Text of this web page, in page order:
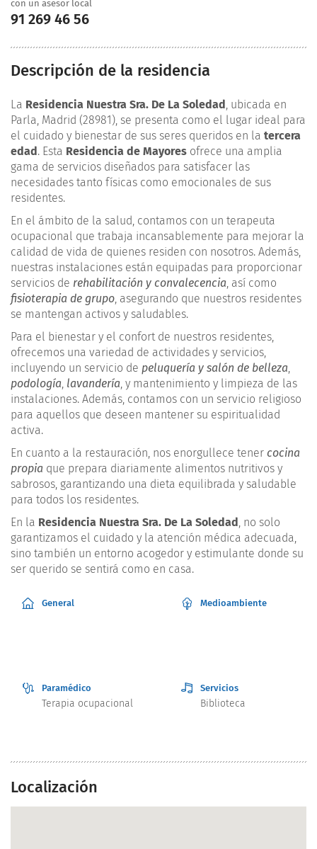
con un asesor local
91 269 46 56
Descripción de la residencia
La Residencia Nuestra Sra. De La Soledad, ubicada en
Parla, Madrid (28981), se presenta como el lugar ideal para
el cuidado y bienestar de sus seres queridos en la tercera
edad. Esta Residencia de Mayores ofrece una amplia
gama de servicios diseñados para satisfacer las
necesidades tanto físicas como emocionales de sus
residentes.
En el ámbito de la salud, contamos con un terapeuta
ocupacional que trabaja incansablemente para mejorar la
calidad de vida de quienes residen con nosotros. Además,
nuestras instalaciones están equipadas para proporcionar
servicios de rehabilitación y convalecencia, así como
fisioterapia de grupo, asegurando que nuestros residentes
se mantengan activos y saludables.
Para el bienestar y el confort de nuestros residentes,
ofrecemos una variedad de actividades y servicios,
incluyendo un servicio de peluquería y salón de belleza,
podología, lavandería, y mantenimiento y limpieza de las
instalaciones. Además, contamos con un servicio religioso
para aquellos que deseen mantener su espiritualidad
activa.
En cuanto a la restauración, nos enorgullece tener cocina
propia que prepara diariamente alimentos nutritivos y
sabrosos, garantizando una dieta equilibrada y saludable
para todos los residentes.
En la Residencia Nuestra Sra. De La Soledad, no solo
garantizamos el cuidado y la atención médica adecuada,
sino también un entorno acogedor y estimulante donde su
ser querido se sentirá como en casa.
General Medioambiente
Paramédico
Terapia ocupacional
Servicios
Biblioteca
Localización